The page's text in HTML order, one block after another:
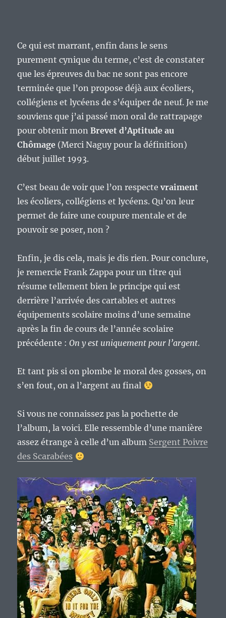
Ce qui est marrant, enfin dans le sens
purement cynique du terme, c’est de constater
que les épreuves du bac ne sont pas encore
terminée que l’on propose déjà aux écoliers,
collégiens et lycéens de s’équiper de neuf. Je me
souviens que j’ai passé mon oral de rattrapage
pour obtenir monBrevet d’Aptitude au
Chômage (Merci Naguy pour la définition)
début juillet 1993.
C’est beau de voir que l’on respectevraiment
les écoliers, collégiens et lycéens. Qu’on leur
permet de faire une coupure mentale et de
pouvoir se poser, non ?
Enfin, je dis cela, mais je dis rien. Pour conclure,
je remercie Frank Zappa pour un titre qui
résume tellement bien le principe qui est
derrière l’arrivée des cartables et autres
équipements scolaire moins d’une semaine
après la fin de cours de l’année scolaire
précédente :On y est uniquement pour l’argent.
Et tant pis si on plombe le moral des gosses, on
s’en fout, on a l’argent au final
Si vous ne connaissez pas la pochette de
l’album, la voici. Elle ressemble d’une manière
assez étrange à celle d’un album Sergent Poivre
des Scarabées